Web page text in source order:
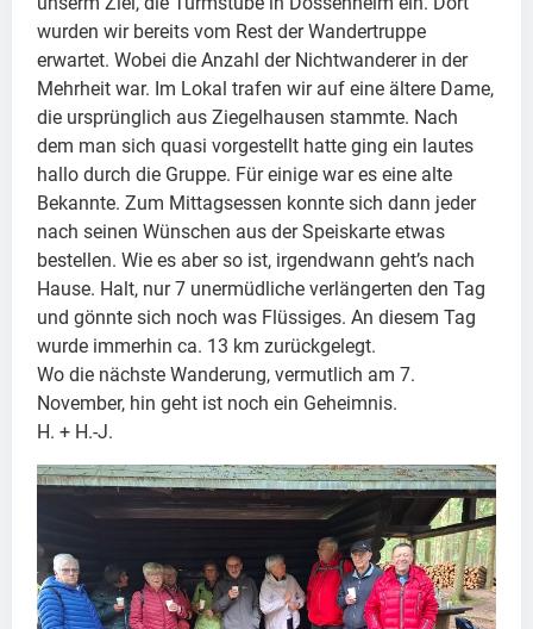
wurden wir bereits vom Rest der Wandertruppe
erwartet. Wobei die Anzahl der Nichtwanderer in der
Mehrheit war. Im Lokal trafen wir auf eine ältere Dame,
die ursprünglich aus Ziegelhausen stammte. Nach
dem man sich quasi vorgestellt hatte ging ein lautes
hallo durch die Gruppe. Für einige war es eine alte
Bekannte. Zum Mittagsessen konnte sich dann jeder
nach seinen Wünschen aus der Speiskarte etwas
bestellen. Wie es aber so ist, irgendwann geht’s nach
Hause. Halt, nur 7 unermüdliche verlängerten den Tag
und gönnte sich noch was Flüssiges. An diesem Tag
wurde immerhin ca. 13 km zurückgelegt.
Wo die nächste Wanderung, vermutlich am 7.
November, hin geht ist noch ein Geheimnis.
H. + H.-J.